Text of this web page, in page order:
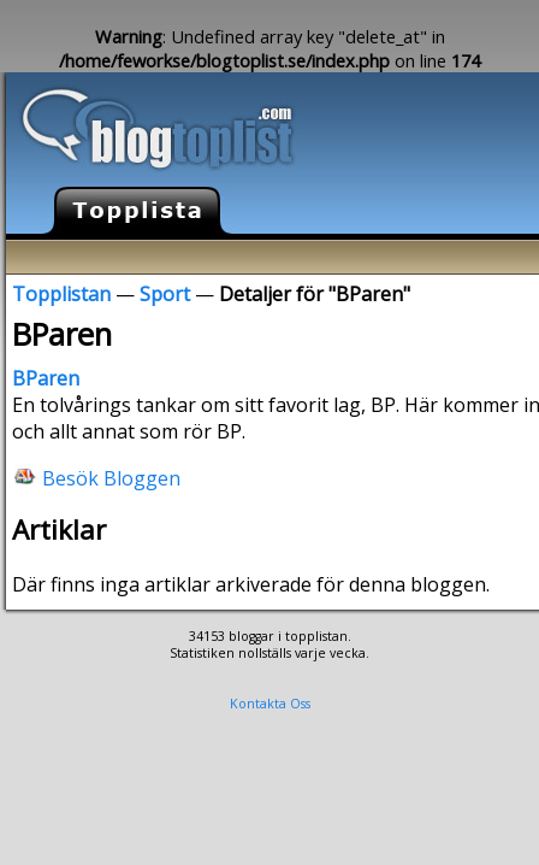
Warning: Undefined array key "delete_at" in
/home/feworkse/blogtoplist.se/index.php on line 174
Topplistan —Sport— Detaljer för "BParen"
BParen
BParen
En tolvårings tankar om sitt favorit lag, BP. Här
och allt annat som rör BP.
Besök Bloggen
Artiklar
Där finns inga artiklar arkiverade för denna bloggen.
34153 bloggar i topplistan.
Statistiken nollställs varje vecka.
Kontakta Oss